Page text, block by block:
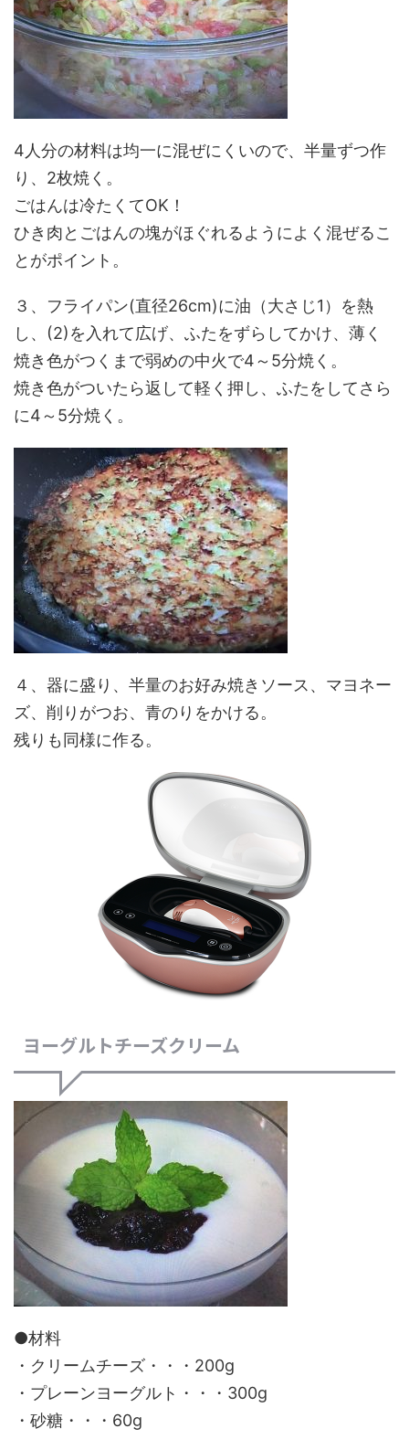
4人分の材料は均一に混ぜにくいので、半量ずつ作
り、2枚焼く。
ごはんは冷たくてOK！
ひき肉とごはんの塊がほぐれるようによく混ぜるこ
とがポイント。
３、フライパン(直径26cm)に油（大さじ1）を熱
し、(2)を入れて広げ、ふたをずらしてかけ、薄く
焼き色がつくまで弱めの中火で4～5分焼く。
焼き色がついたら返して軽く押し、ふたをしてさら
に4～5分焼く。
４、器に盛り、半量のお好み焼きソース、マヨネー
ズ、削りがつお、青のりをかける。
残りも同様に作る。
ヨーグルトチーズクリーム
●材料
・クリームチーズ・・・200g
・プレーンヨーグルト・・・300g
・砂糖・・・60g